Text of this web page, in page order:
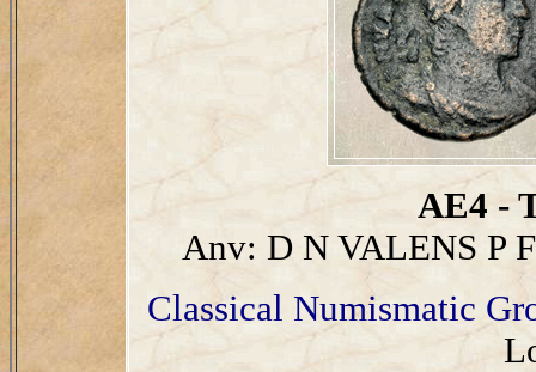
AE4 -
Anv: D N VALENS P
Classical Numismatic